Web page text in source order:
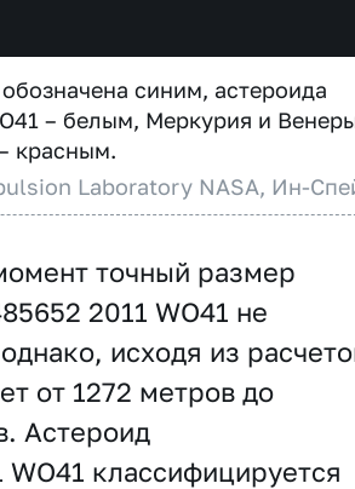
синим, астероида
– белым, Меркурия и
красным.
Laboratory NASA, Ин-
точный размер
2011 WO41 не
исходя из
от 1272 метров до
Астероид
WO41 классифицируется